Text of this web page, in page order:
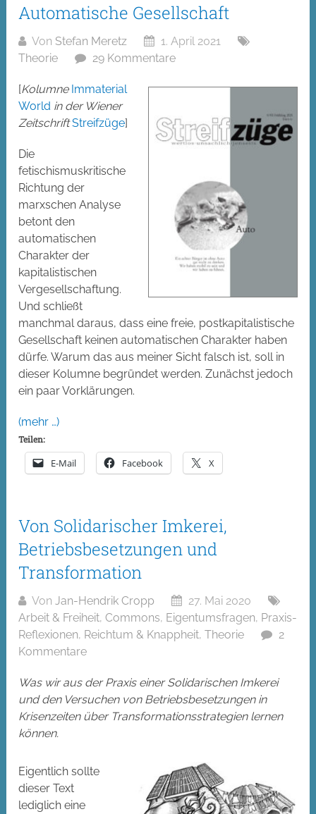
Automatische Gesellschaft
Von Stefan Meretz
1. April 2021
Theorie
29 Kommentare
[Kolumne Immaterial
World in der Wiener
Zeitschrift Streifzüge]
Die
fetischismuskritische
Richtung der
marxschen Analyse
betont den
automatischen
Charakter der
kapitalistischen
Vergesellschaftung.
Und schließt
manchmal daraus, dass eine freie, postkapitalistische
Gesellschaft keinen automatischen Charakter haben
dürfe. Warum das aus meiner Sicht falsch ist, soll in
dieser Kolumne begründet werden. Zunächst jedoch
ein paar Vorklärungen.
(mehr …)
Teilen:
E-Mail Facebook X
Von Solidarischer Imkerei,
Betriebsbesetzungen und
Transformation
VonJan-Hendrik Cropp
27. Mai 2020
Arbeit & Freiheit,Commons, Eigentumsfragen, Praxis-
Reflexionen, Reichtum & Knappheit,Theorie
2
Kommentare
Was wir aus der Praxis einer Solidarischen Imkerei
und den Versuchen von Betriebsbesetzungen in
Krisenzeiten über Transformationsstrategien lernen
können.
Eigentlich sollte
dieser Text
lediglich eine